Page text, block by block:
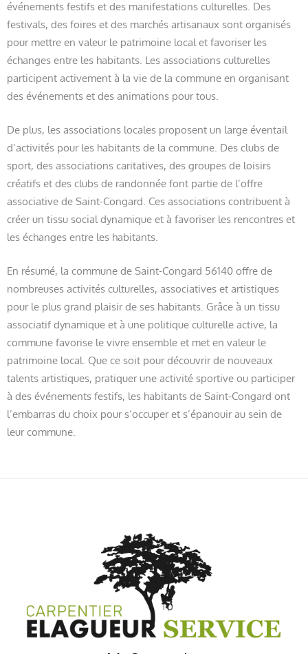
événements festifs et des manifestations culturelles. Des
festivals, des foires et des marchés artisanaux sont organisés
pour mettre en valeur le patrimoine local et favoriser les
échanges entre les habitants. Les associations culturelles
participent activement à la vie de la commune en organisant
des événements et des animations pour tous.
De plus, les associations locales proposent un large éventail
d’activités pour les habitants de la commune. Des clubs de
sport, des associations caritatives, des groupes de loisirs
créatifs et des clubs de randonnée font partie de l’offre
associative de Saint-Congard. Ces associations contribuent à
créer un tissu social dynamique et à favoriser les rencontres et
les échanges entre les habitants.
En résumé, la commune de Saint-Congard 56140 offre de
nombreuses activités culturelles, associatives et artistiques
pour le plus grand plaisir de ses habitants. Grâce à un tissu
associatif dynamique et à une politique culturelle active, la
commune favorise le vivre ensemble et met en valeur le
patrimoine local. Que ce soit pour découvrir de nouveaux
talents artistiques, pratiquer une activité sportive ou participer
à des événements festifs, les habitants de Saint-Congard ont
l’embarras du choix pour s’occuper et s’épanouir au sein de
leur commune.